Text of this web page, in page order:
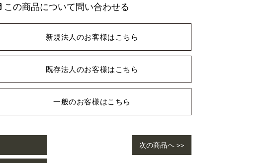
この商品について問い合わせる
新規法人のお客様はこちら
既存法人のお客様はこちら
一般のお客様はこちら
次の商品へ >>